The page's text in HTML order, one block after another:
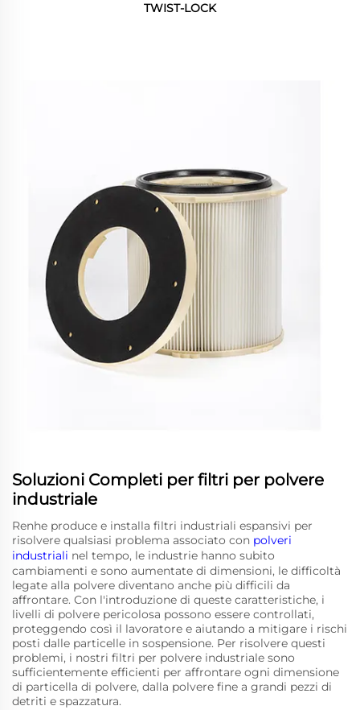
TWIST-LOCK
Soluzioni Completi per filtri per polvere
industriale
Renhe produce e installa filtri industriali espansivi per
risolvere qualsiasi problema associato con polveri
industriali nel tempo, le industrie hanno subito
cambiamenti e sono aumentate di dimensioni, le difficoltà
legate alla polvere diventano anche più difficili da
affrontare. Con l'introduzione di queste caratteristiche, i
livelli di polvere pericolosa possono essere controllati,
proteggendo così il lavoratore e aiutando a mitigare i rischi
posti dalle particelle in sospensione. Per risolvere questi
problemi, i nostri filtri per polvere industriale sono
sufficientemente efficienti per affrontare ogni dimensione
di particella di polvere, dalla polvere fine a grandi pezzi di
detriti e spazzatura.